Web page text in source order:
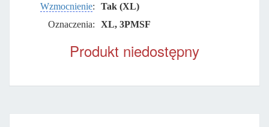
Wzmocnienie:
Tak (XL)
Oznaczenia:
XL, 3PMSF
Produkt niedostępny